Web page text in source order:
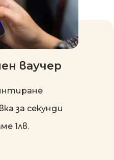
ваучер
за секунди
1лв.